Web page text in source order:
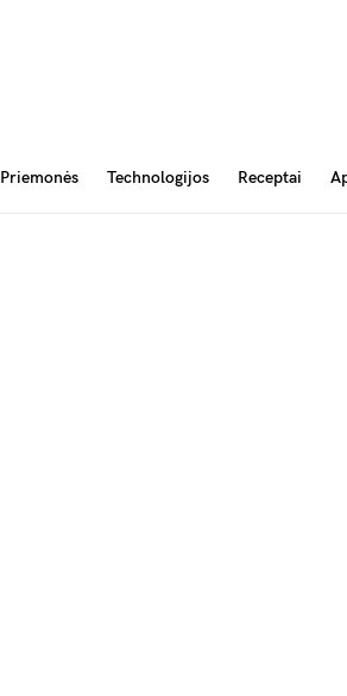
Priemonės Technologijos Receptai